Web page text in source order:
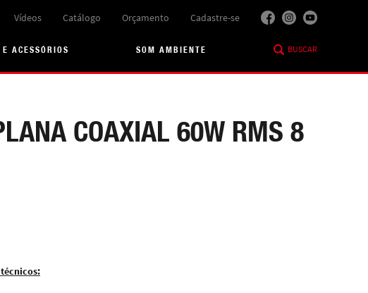
Vídeos Catálogo Orçamento Cadastre-se
ACESSÓRIOS SOM AMBIENTE BUSCAR
COAXIAL 60W RMS 8